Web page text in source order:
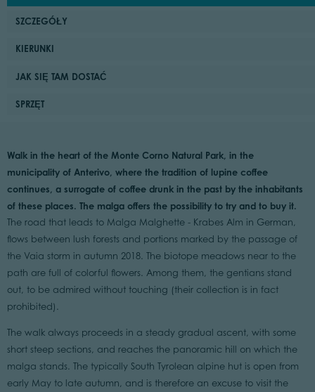
SZCZEGÓŁY
KIERUNKI
JAK SIĘ TAM DOSTAĆ
SPRZĘT
Walk in the heart of the Monte Corno Natural Park, in the
municipality of Anterivo, where the tradition of lupine coffee
continues, a surrogate of coffee drunk in the past by the inhabitants
of these places. The malga offers the possibility to try and to buy it.
The road that leads to Malga Malghette - Krabes Alm in German,
flows between lush forests and portions marked by the passage of
the Vaia storm in autumn 2018. The biotope meadows near to the
path are full of colorful flowers. Among them, the gentians stand
out, to be admired without touching (their collection is in fact
prohibited).
The walk always proceeds in a steady gradual ascent, with some
short steep sections, and reaches the panoramic hill on which the
malga stands. The typically South Tyrolean alpine hut is open from
early May to late autumn, and is therefore an excuse to visit the